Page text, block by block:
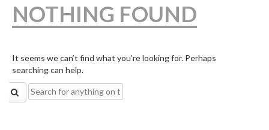
NOTHING FOUND
It seems we can’t find what you’re looking for. Perhaps
searching can help.
Search
for: